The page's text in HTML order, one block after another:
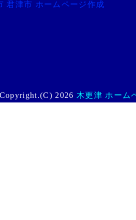
君津市 ホームページ作成
Copyright.(C) 2026 木更津 ホーム